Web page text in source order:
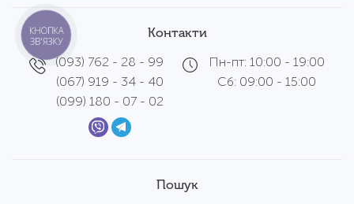
Контакти
(093) 762 - 28 - 99
(067) 919 - 34 - 40
(099) 180 - 07 - 02
Пн-пт: 10:00 - 19:00
Сб: 09:00 - 15:00
Пошук
КНОПКА
ЗВ'ЯЗКУ